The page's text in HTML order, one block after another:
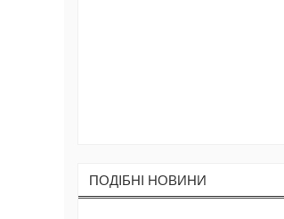
ПОДIБНI НОВИНИ